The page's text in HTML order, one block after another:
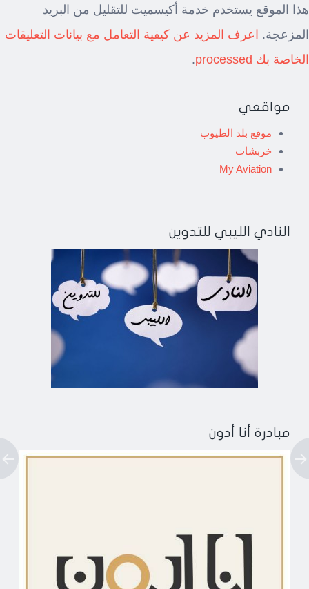
هذا الموقع يستخدم خدمة أكيسميت للتقليل من البريد
المزعجة. اعرف المزيد عن كيفية التعامل مع بيانات التعليقات
الخاصة بك processed
.
مواقعي
موقع بلد الطيوب
خربشات
My Aviation
النادي الليبي للتدوين
مبادرة أنا أدون